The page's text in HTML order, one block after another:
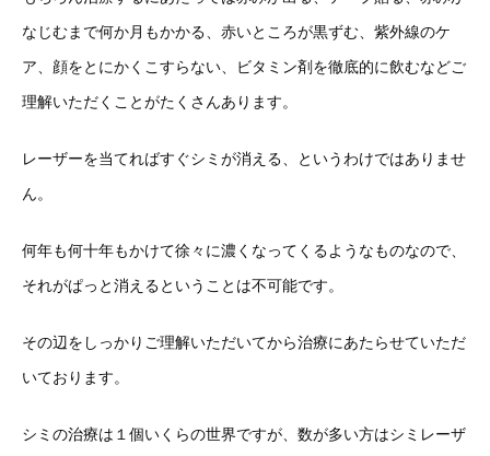
なじむまで何か月もかかる、赤いところが黒ずむ、紫外線のケ
ア、顔をとにかくこすらない、ビタミン剤を徹底的に飲むなどご
理解いただくことがたくさんあります。
レーザーを当てればすぐシミが消える、というわけではありませ
ん。
何年も何十年もかけて徐々に濃くなってくるようなものなので、
それがぱっと消えるということは不可能です。
その辺をしっかりご理解いただいてから治療にあたらせていただ
いております。
シミの治療は１個いくらの世界ですが、数が多い方はシミレーザ